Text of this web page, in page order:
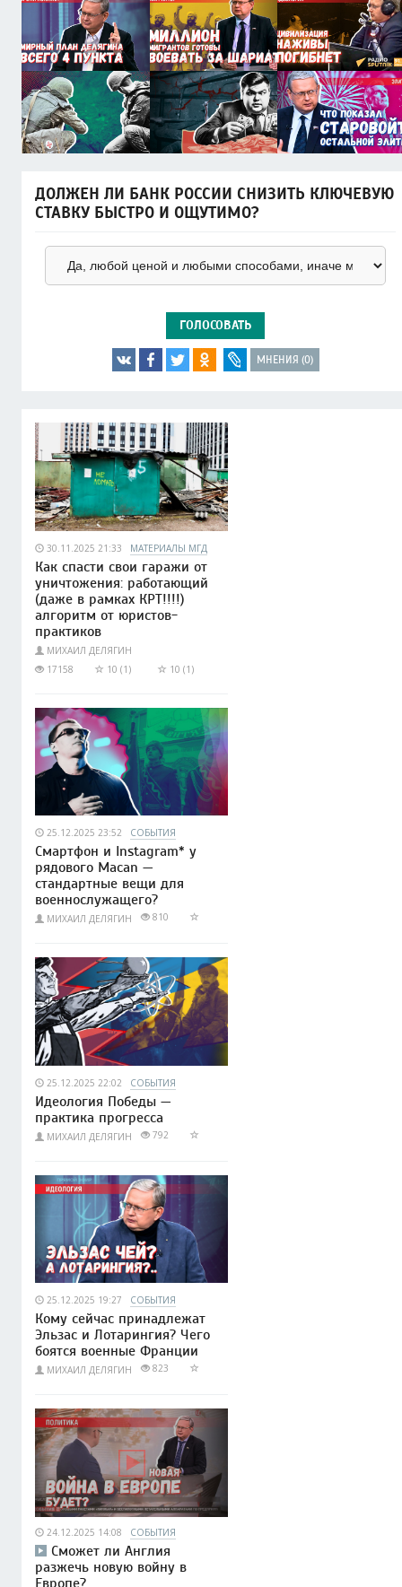
ДОЛЖЕН ЛИ БАНК РОССИИ СНИЗИТЬ КЛЮЧЕВУЮ
СТАВКУ БЫСТРО И ОЩУТИМО?
ГОЛОСОВАТЬ
МНЕНИЯ (0)
30.11.2025 21:33 МАТЕРИАЛЫ МГД
Как спасти свои гаражи от
уничтожения: работающий
(даже в рамках КРТ!!!!)
алгоритм от юристов-
практиков
МИХАИЛ ДЕЛЯГИН
17158
10 (1) 10 (1)
25.12.2025 23:52 СОБЫТИЯ
Смартфон и Instagram* у
рядового Macan —
стандартные вещи для
военнослужащего?
МИХАИЛ ДЕЛЯГИН 810
25.12.2025 22:02 СОБЫТИЯ
Идеология Победы —
практика прогресса
МИХАИЛ ДЕЛЯГИН 792
25.12.2025 19:27 СОБЫТИЯ
Кому сейчас принадлежат
Эльзас и Лотарингия? Чего
боятся военные Франции
МИХАИЛ ДЕЛЯГИН 823
24.12.2025 14:08 СОБЫТИЯ
Сможет ли Англия
разжечь новую войну в
Европе?